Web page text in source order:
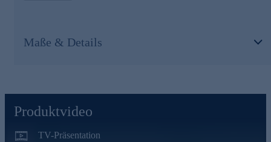
Goldmünzbarren gleich mehrfach für Freude sorgen.
1/100 Oz reines .9999 Gold
Maße: 15,2 x 8,6 mm
Erhaltung: Polierte Platte - PP
Maße & Details
Produktvideo
TV-Präsentation